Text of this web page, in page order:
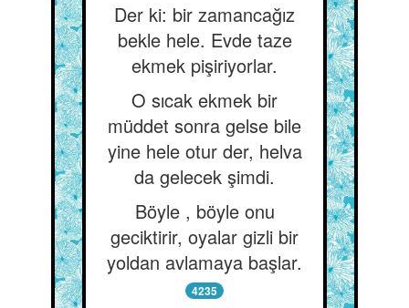
Der ki: bir zamancağız
bekle hele. Evde taze
ekmek pişiriyorlar.
O sıcak ekmek bir
müddet sonra gelse bile
yine hele otur der, helva
da gelecek şimdi.
Böyle , böyle onu
geciktirir, oyalar gizli bir
yoldan avlamaya başlar.
4235